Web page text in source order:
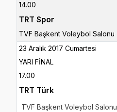
14.00
TRT Spor
TVF Başkent Voleybol Salonu
23 Aralık 2017 Cumartesi
YARI FİNAL
17.00
TRT Türk
TVF Başkent Voleybol Salonu